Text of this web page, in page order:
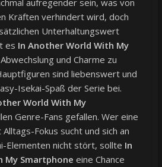
aufregender sein, was von
Kräften verhindert wird, doch
Unterhaltungswert
es In Another World With My
und Charme zu
sind liebenswert und
Isekai-Spaß der Serie bei.
World With My
Genre-Fans gefallen. Wer eine
Fokus sucht und sich an
Elementen nicht stört, sollte In
My Smartphone eine Chance